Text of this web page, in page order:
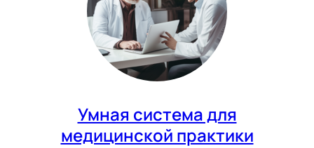
Умная система для
медицинской практики